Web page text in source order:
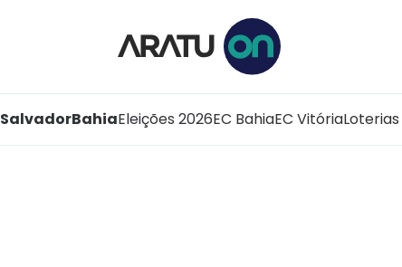
SalvadorBahiaEleições 2026EC BahiaEC VitóriaLoterias